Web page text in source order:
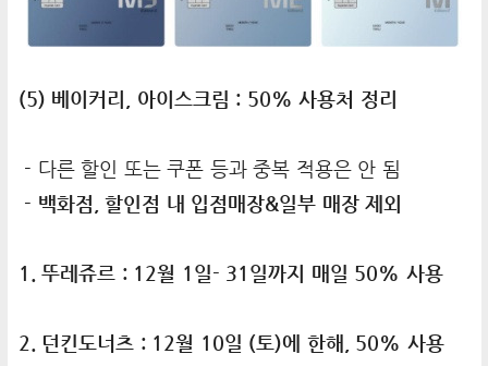
(5) 베이커리, 아이스크림 : 50% 사용처 정리
- 다른 할인 또는 쿠폰 등과 중복 적용은 안 됨
- 백화점, 할인점 내 입점매장&일부 매장 제외
1. 뚜레쥬르 : 12월 1일- 31일까지 매일 50% 사용
2. 던킨도너츠 : 12월 10일 (토)에 한해, 50% 사용